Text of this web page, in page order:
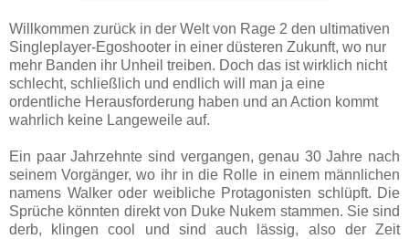
Willkommen zurück in der Welt von Rage 2 den ultimativen
Singleplayer-Egoshooter in einer düsteren Zukunft, wo nur
mehr Banden ihr Unheil treiben. Doch das ist wirklich nicht
schlecht, schließlich und endlich will man ja eine
ordentliche Herausforderung haben und an Action kommt
wahrlich keine Langeweile auf.
Ein paar Jahrzehnte sind vergangen, genau 30 Jahre nach
seinem Vorgänger, wo ihr in die Rolle in einem männlichen
namens Walker oder weibliche Protagonisten schlüpft. Die
Sprüche könnten direkt von Duke Nukem stammen. Sie sind
derb, klingen cool und sind auch lässig, also der Zeit